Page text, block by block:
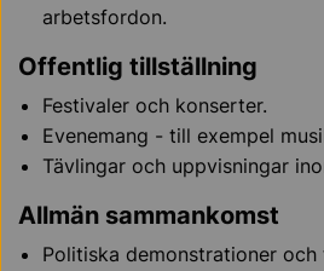
arbetsfordon.
Offentlig tillställning
Festivaler och konserter.
Evenemang - till exempel
Tävlingar och uppvisningar
Allmän sammankomst
Politiska demonstrationer och